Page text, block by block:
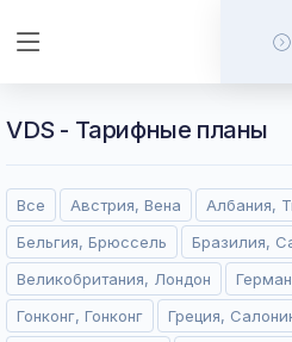
VDS - Тарифные планы
Все Австрия, Вена Албания,
Бельгия, Брюссель
Бразилия,
Великобритания, Лондон
Гонконг, Гонконг
Греция,